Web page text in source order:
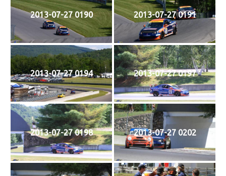
2013-07-27 0190 2013-07-27 0191
2013-07-27 0194 2013-07-27 0197
2013-07-27 0198 2013-07-27 0202